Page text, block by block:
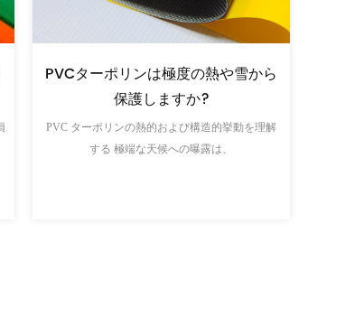
屋外および屋内ディスプレイ用の
PVC バナー素材に関する究極のガイ
ド
PVC フレックス バナー素材に関する重要な判断